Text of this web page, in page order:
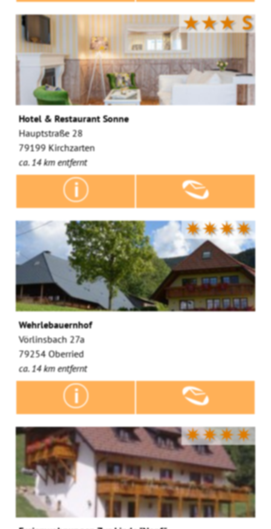
★★★S
Hotel & Restaurant Sonne
Hauptstraße 28
79199 Kirchzarten
ca. 14 km entfernt
✷✷✷✷
Wehrlebauernhof
Vörlinsbach 27a
79254 Oberried
ca. 14 km entfernt
✷✷✷✷